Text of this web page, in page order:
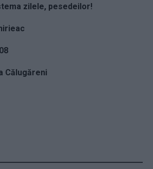
zilele, pesedeilor!
Călugăreni